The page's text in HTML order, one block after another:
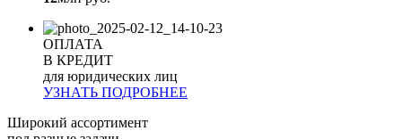
ОПЛАТА
В КРЕДИТ
для юридических лиц
УЗНАТЬ ПОДРОБНЕЕ
Широкий ассортимент